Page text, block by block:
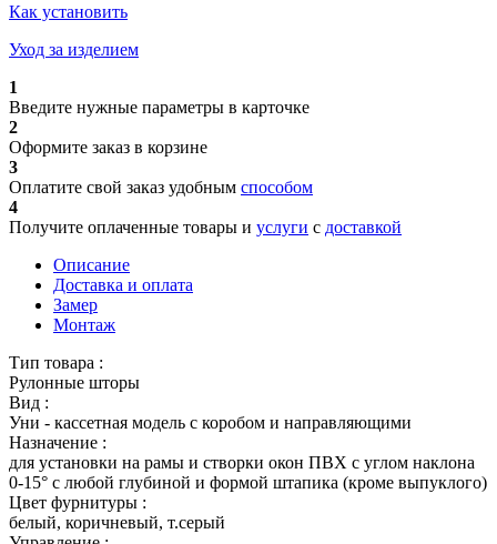
Как установить
Уход за изделием
1
Введите нужные параметры в карточке
2
Оформите заказ в корзине
3
Оплатите свой заказ удобным способом
4
Получите оплаченные товары и услуги с доставкой
Описание
Доставка и оплата
Замер
Монтаж
Тип товара :
Рулонные шторы
Вид :
Уни - кассетная модель с коробом и направляющими
Назначение :
для установки на рамы и створки окон ПВХ с углом наклона
0-15° с любой глубиной и формой штапика (кроме выпуклого)
Цвет фурнитуры :
белый, коричневый, т.серый